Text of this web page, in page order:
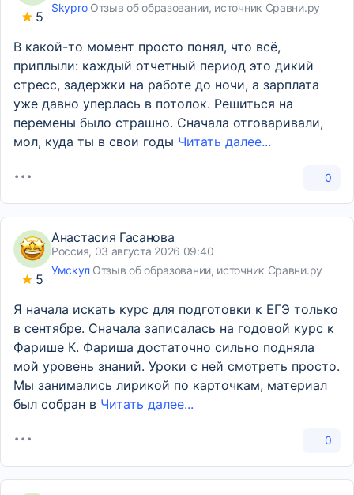
5
SkyproОтзыв об образовании, источник Сравни.ру
В какой-то момент просто понял, что всё,
приплыли: каждый отчетный период это дикий
стресс, задержки на работе до ночи, а зарплата
уже давно уперлась в потолок. Решиться на
перемены было страшно. Сначала отговаривали,
мол, куда ты в свои годы Читать далее...
0
5
Анастасия Гасанова
Россия, 03 августа 2026 09:40
УмскулОтзыв об образовании, источник Сравни.ру
Я начала искать курс для подготовки к ЕГЭ только
в сентябре. Сначала записалась на годовой курс к
Фарише К. Фариша достаточно сильно подняла
мой уровень знаний. Уроки с ней смотреть просто.
Мы занимались лирикой по карточкам, материал
был собран в Читать далее...
0